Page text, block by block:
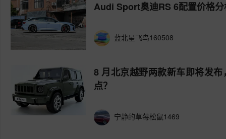
Audi Sport奥迪RS 6配置价格
蓝北星飞鸟160508
8 月北京越野两款新车即将发
点？
宁静的草莓松鼠1469